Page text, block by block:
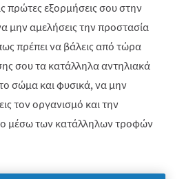
πρώτες εξορμήσεις σου στην
μην αμελήσεις την προστασία
πρέπει να βάλεις από τώρα
σου τα κατάλληλα αντηλιακά
σώμα και φυσικά, να μην
τον οργανισμό και την
μέσω των κατάλληλων τροφών